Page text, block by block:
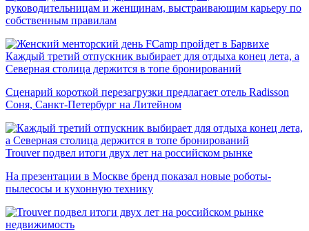
руководительницам и женщинам, выстраивающим карьеру по
собственным правилам
Каждый третий отпускник выбирает для отдыха конец лета, а
Северная столица держится в топе бронирований
Сценарий короткой перезагрузки предлагает отель Radisson
Соня, Санкт-Петербург на Литейном
Trouver подвел итоги двух лет на российском рынке
На презентации в Москве бренд показал новые роботы-
пылесосы и кухонную технику
недвижимость